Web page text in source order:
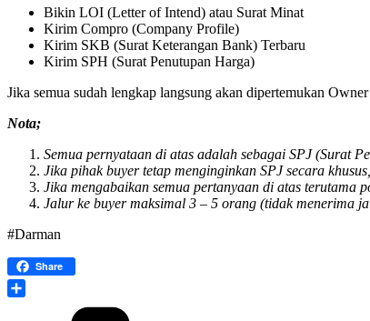
Bikin LOI (Letter of Intend) atau Surat Minat
Kirim Compro (Company Profile)
Kirim SKB (Surat Keterangan Bank) Terbaru
Kirim SPH (Surat Penutupan Harga)
Jika semua sudah lengkap langsung akan dipertemukan Owner
Nota;
Semua pernyataan di atas adalah sebagai SPJ (Surat
Jika pihak buyer tetap menginginkan SPJ secara
Jika mengabaikan semua pertanyaan di atas terutama
Jalur ke buyer maksimal 3 – 5 orang (tidak menerima
#Darman
Share